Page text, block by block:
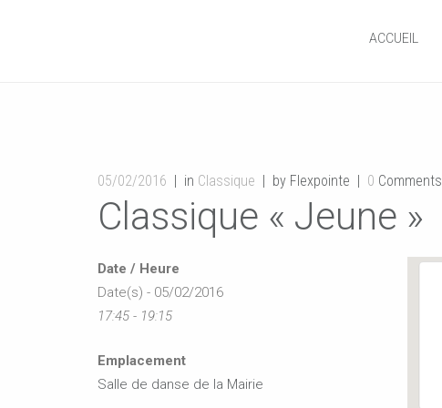
ACCUEIL
05/02/2016 in Classique by Flexpointe 0 Comments
Classique « Jeune »
Date / Heure
Date(s) - 05/02/2016
17:45 - 19:15
Emplacement
Salle de danse de la Mairie